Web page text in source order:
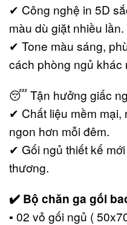
✔ Công nghệ in 5D
màu dù giặt nhiều lần.
✔ Tone màu sáng,
cách phòng ngủ khác
😴 Tận hưởng giấc
✔ Chất liệu mềm mại,
ngon hơn mỗi đêm.
✔ Gối ngủ thiết kế
thương.
✔️ Bộ chăn ga gối
▪️ 02 vỏ gối ngủ (